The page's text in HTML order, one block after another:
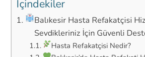
İçindekiler
Balıkesir Hasta Refakatçisi
Sevdikleriniz İçin Güvenli
Hasta Refakatçisi Nedir?